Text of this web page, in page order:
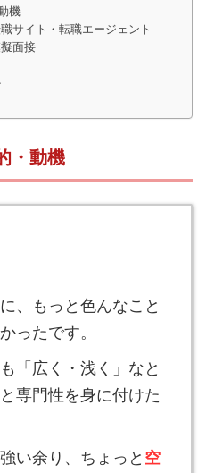
機
サイト・転職エージェント
面接
・動機
、もっと色んなこと
ったです。
「広く・浅く」なと
専門性を身に付けた
い余り、ちょっと 空